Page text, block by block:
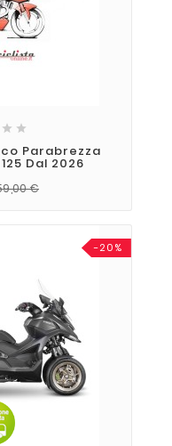
 
Parabrezza
Dal 2026
€
-20%